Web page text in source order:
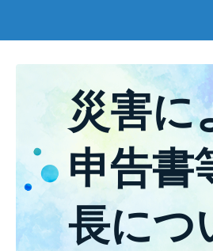
災害に
申告書
長につ